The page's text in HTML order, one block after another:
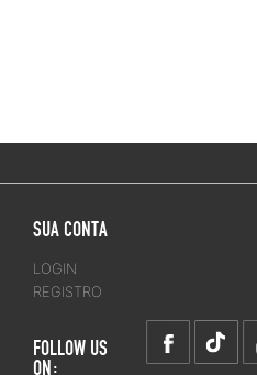
SUA CONTA
LOGIN
REGISTRO
FOLLOW US
ON: